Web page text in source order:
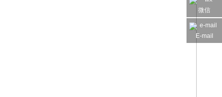
微信
E-mail